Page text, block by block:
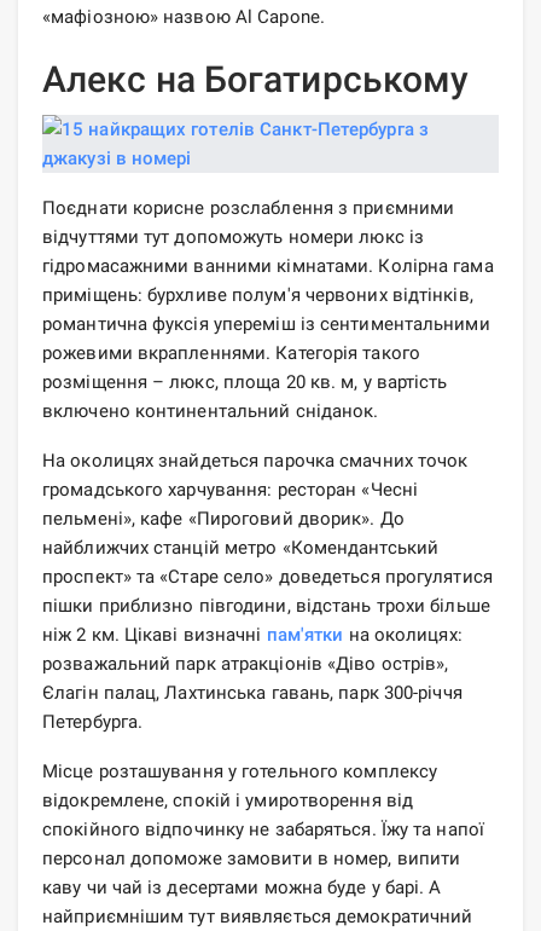
«мафіозною» назвою Al Capone.
Алекс на Богатирському
Поєднати корисне розслаблення з приємними
відчуттями тут допоможуть номери люкс із
гідромасажними ванними кімнатами. Колірна гама
приміщень: бурхливе полум'я червоних відтінків,
романтична фуксія упереміш із сентиментальними
рожевими вкрапленнями. Категорія такого
розміщення – люкс, площа 20 кв. м, у вартість
включено континентальний сніданок.
На околицях знайдеться парочка смачних точок
громадського харчування: ресторан «Чесні
пельмені», кафе «Пироговий дворик». До
найближчих станцій метро «Комендантський
проспект» та «Старе село» доведеться прогулятися
пішки приблизно півгодини, відстань трохи більше
ніж 2 км. Цікаві визначні пам'ятки на околицях:
розважальний парк атракціонів «Діво острів»,
Єлагін палац, Лахтинська гавань, парк 300-річчя
Петербурга.
Місце розташування у готельного комплексу
відокремлене, спокій і умиротворення від
спокійного відпочинку не забаряться. Їжу та напої
персонал допоможе замовити в номер, випити
каву чи чай із десертами можна буде у барі. А
найприємнішим тут виявляється демократичний